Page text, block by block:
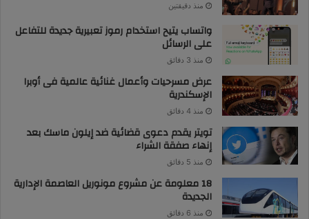
منذ دقيقتين
واتساب يتيح استخدام رموز تعبيرية جديدة للتفاعل
على الرسائل
منذ 3 دقائق
عرض مسرحيات وأعمال غنائية عالمية فى أوبرا
الإسكندرية
منذ 4 دقائق
تويتر يقدم دعوى قضائية ضد إيلون ماسك بعد
إنهاء صفقة الشراء
منذ 5 دقائق
18 معلومة عن مشروع مونوريل العاصمة الإدارية
الجديدة
منذ 6 دقائق